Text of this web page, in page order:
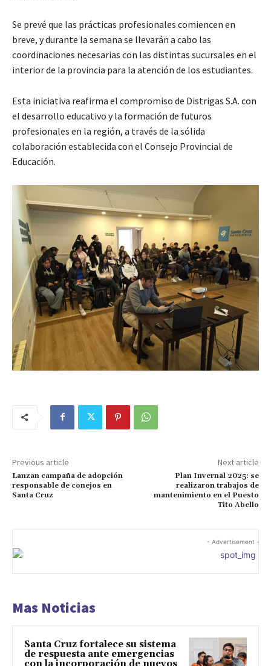
Se prevé que las prácticas profesionales comiencen en
breve, y durante la semana se llevarán a cabo las
coordinaciones necesarias con las distintas sucursales en el
interior de la provincia para la atención de los estudiantes.
Esta iniciativa reafirma el compromiso de Distrigas S.A. con
el desarrollo educativo y la formación de futuros
profesionales en la región, a través de la sólida
colaboración establecida con el Consejo Provincial de
Educación.
Previous article
Lanzan campaña de adopción
responsable de conejos en
Santa Cruz
Next article
Plan Invernal 2025: se
realizaron trabajos de
mantenimiento en el Puesto
Tito Abello
- Advertisement -
Mas Noticias
Santa Cruz fortalece su sistema
de respuesta ante emergencias